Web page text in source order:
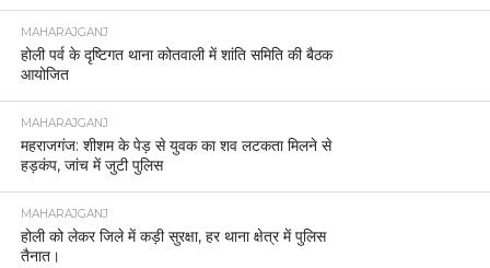
MAHARAJGANJ
होली पर्व के दृष्टिगत थाना कोतवाली में शांति समिति की बैठक
आयोजित
MAHARAJGANJ
महराजगंज: शीशम के पेड़ से युवक का शव लटकता मिलने से
हड़कंप, जांच में जुटी पुलिस
MAHARAJGANJ
होली को लेकर जिले में कड़ी सुरक्षा, हर थाना क्षेत्र में पुलिस
तैनात।